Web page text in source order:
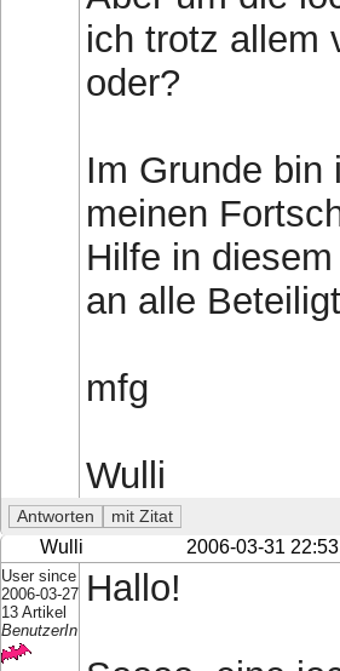
ich trotz allem
oder?
Im Grunde bin
meinen
Hilfe in
an alle
mfg
Wulli
Wulli 2006-03-31 22:53
User since
2006-03-27
13 Artikel
BenutzerIn
Hallo!